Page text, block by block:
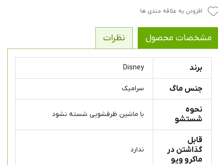
افزودن به علاقه مندی ها
مشخصات محصول نظرات
برند Disney
جنس ماگ سرامیک
نحوه
شستشو
با ماشین ظرفشویی شسته نشود
قابل
گذاشتن در
ماکرو ویو
ندارد